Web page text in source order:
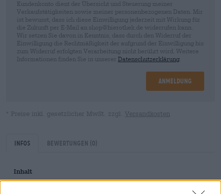
Kundenkonto dient der Übersicht und Steuerung meiner
Verkaufstätigkeiten sowie meiner personenbezogenen Daten. Mir
ist bewusst, dass ich diese Einwilligung jederzeit mit Wirkung für
die Zukunft per E-Mail an shop@bierothek.de widerrufen kann.
Wir setzen Sie davon in Kenntnis, dass durch den Widerruf der
Einwilligung die Rechtmäßigkeit der aufgrund der Einwilligung bis
zum Widerruf erfolgten Verarbeitung nicht berührt wird. Weitere
Informationen finden Sie in unserer Datenschutzerklärung
Anmeldung
* Preise inkl. gesetzlicher MwSt. zzgl. Versandkosten
Infos Bewertungen (0)
Inhalt